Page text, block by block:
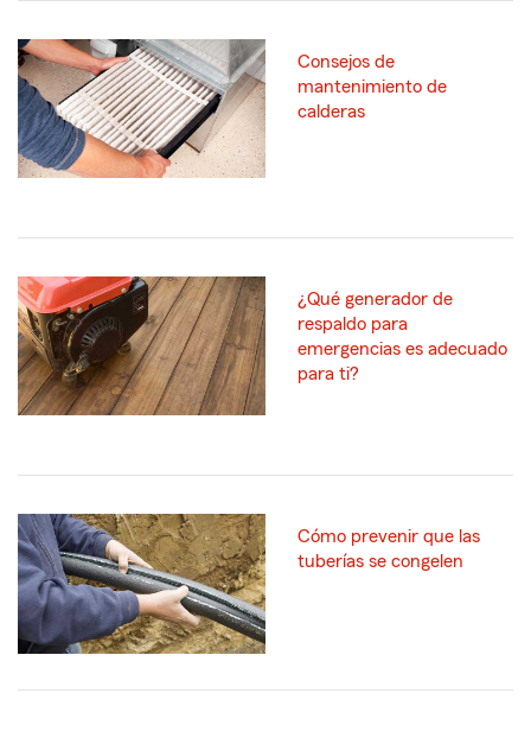
Consejos de
mantenimiento de
calderas
¿Qué generador de
respaldo para
emergencias es adecuado
para ti?
Cómo prevenir que las
tuberías se congelen